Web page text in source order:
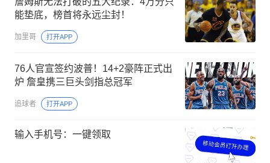
能垫底，榜首将永远尘封！
加里哥 打开APP
76人官宣签约波普！14+2豪阵正式出
炉 詹皇携三巨头剑指总冠军
追球者 打开APP
输入手机号：一键领取